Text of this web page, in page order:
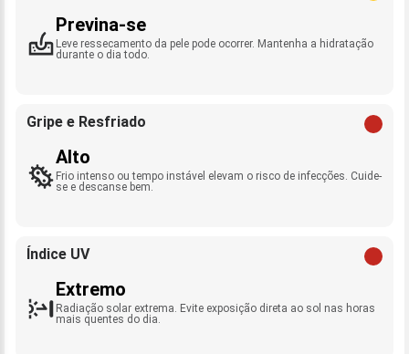
Previna-se
Leve ressecamento da pele pode ocorrer. Mantenha a hidratação
durante o dia todo.
Gripe e Resfriado
Alto
Frio intenso ou tempo instável elevam o risco de infecções. Cuide-
se e descanse bem.
Índice UV
Extremo
Radiação solar extrema. Evite exposição direta ao sol nas horas
mais quentes do dia.